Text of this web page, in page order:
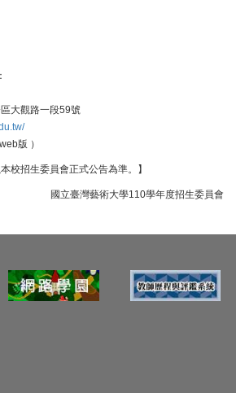
大觀路一段59號
web版 ）
校招生委員會正式公告為準。】
國立臺灣藝術大學110學年度招生委員會